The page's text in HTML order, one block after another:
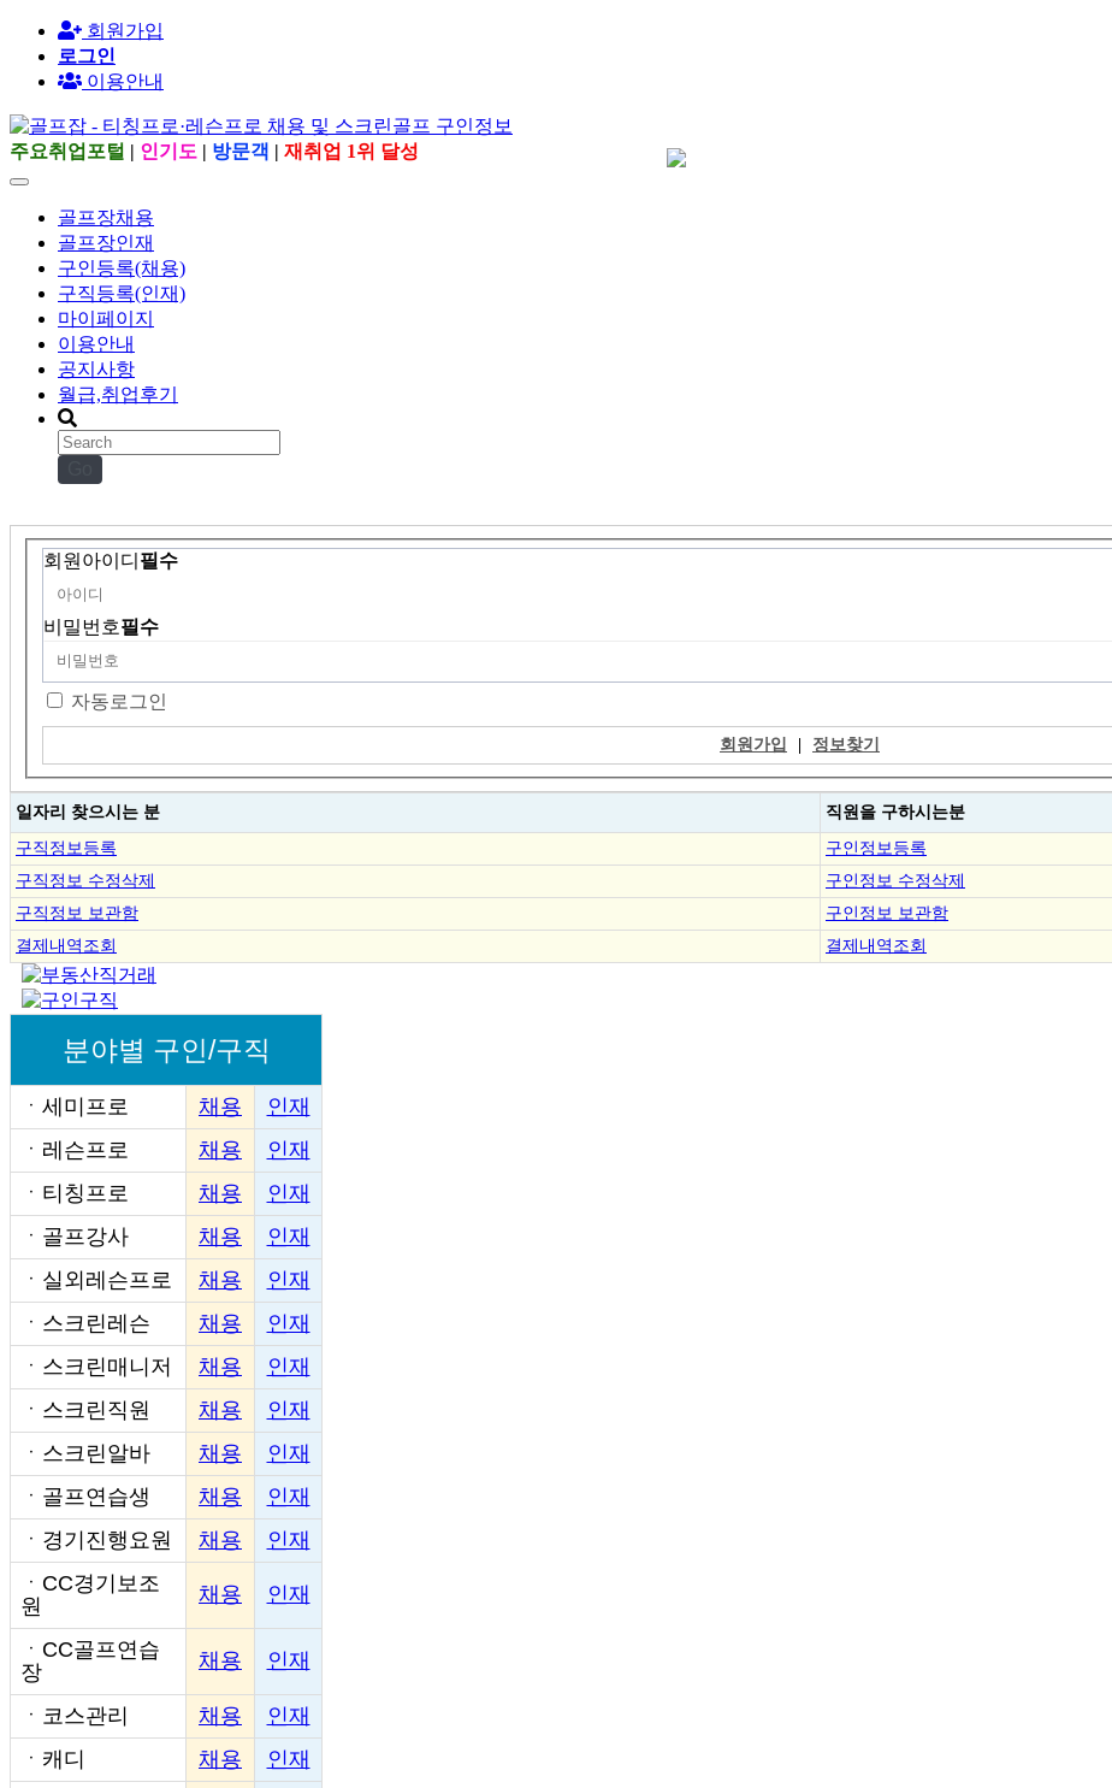
회원가입
로그인
이용안내
주요취업포털 | 인기도 | 방문객 | 재취업 1위 달성
골프장채용
골프장인재
구인등록(채용)
구직등록(인재)
마이페이지
이용안내
공지사항
월급,취업후기
회원아이디 필수
비밀번호필수
자동로그인
회원가입 | 정보찾기
일자리 찾으시는 분 직원을 구하시는분
구직정보등록
구인정보등록
구직정보 수정삭제
구인정보 수정삭제
구직정보 보관함
구인정보 보관함
결제내역조회
결제내역조회
분야별 구인/구직
ㆍ 세미프로 채용
인재
ㆍ 레슨프로 채용
인재
ㆍ 티칭프로 채용
인재
ㆍ 골프강사 채용
인재
ㆍ 실외레슨프로 채용
인재
ㆍ 스크린레슨 채용
인재
ㆍ 스크린매니저 채용
인재
ㆍ 스크린직원 채용
인재
ㆍ 스크린알바 채용
인재
ㆍ 골프연습생 채용
인재
ㆍ 경기진행요원 채용
인재
ㆍ CC경기보조
원
채용 인재
ㆍ CC골프연습
장
채용 인재
ㆍ 코스관리 채용
인재
ㆍ 캐디 채용
인재